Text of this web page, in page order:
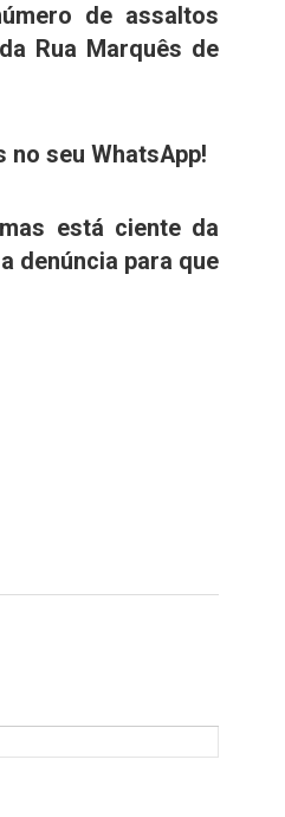
de assaltos
Rua Marquês de
no seu WhatsApp!
está ciente da
denúncia para que